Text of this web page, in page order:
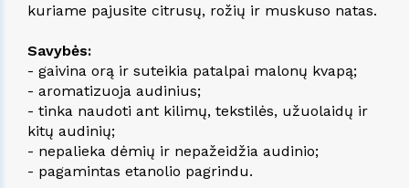
kuriame pajusite citrusų, rožių ir muskuso natas.
Savybės:
- gaivina orą ir suteikia patalpai malonų kvapą;
- aromatizuoja audinius;
- tinka naudoti ant kilimų, tekstilės, užuolaidų ir
kitų audinių;
- nepalieka dėmių ir nepažeidžia audinio;
- pagamintas etanolio pagrindu.